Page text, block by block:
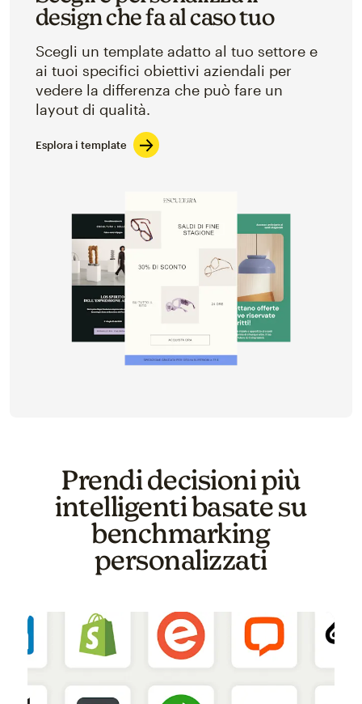
design che fa al caso tuo
Scegli un template adatto al tuo settore e
ai tuoi specifici obiettivi aziendali per
vedere la differenza che può fare un
layout di qualità.
Esplora i template
Prendi decisioni più
intelligenti basate su
benchmarking
personalizzati